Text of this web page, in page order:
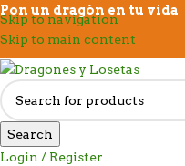
Skip to navigation
Skip to main content
Pon un dragón en tu vida
Search
Login / Register